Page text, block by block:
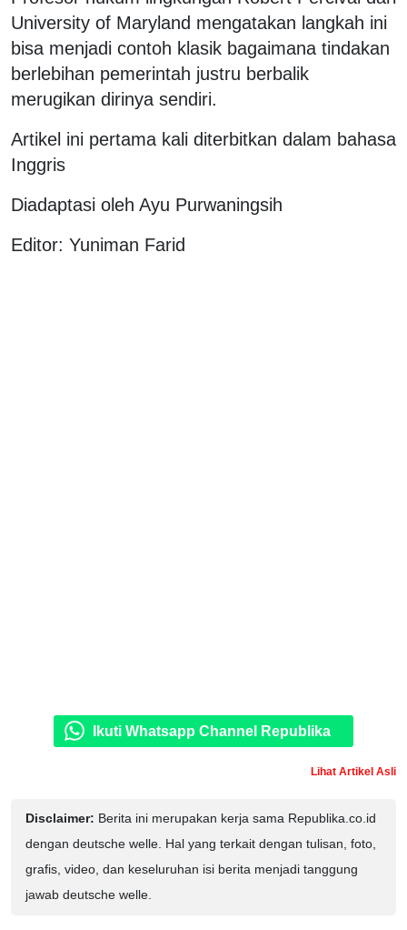
University of Maryland mengatakan langkah ini
bisa menjadi contoh klasik bagaimana tindakan
berlebihan pemerintah justru berbalik
merugikan dirinya sendiri.
Artikel ini pertama kali diterbitkan dalam bahasa
Inggris
Diadaptasi oleh Ayu Purwaningsih
Editor: Yuniman Farid
Ikuti Whatsapp Channel Republika
Lihat Artikel Asli
Disclaimer: Berita ini merupakan kerja sama Republika.co.id
dengan deutsche welle. Hal yang terkait dengan tulisan, foto,
grafis, video, dan keseluruhan isi berita menjadi tanggung
jawab deutsche welle.